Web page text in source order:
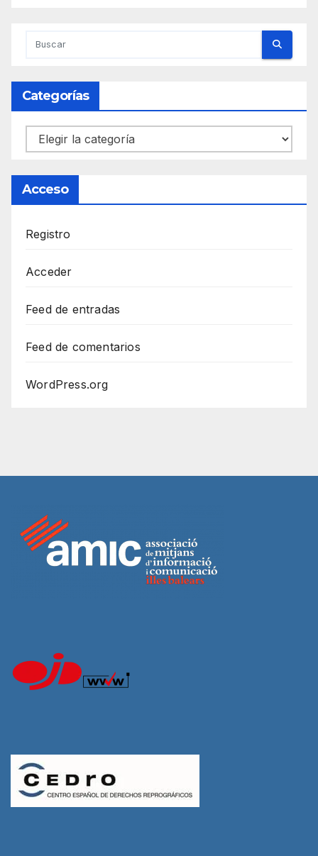
Categorías
Categorías
Acceso
Registro
Acceder
Feed de entradas
Feed de comentarios
WordPress.org